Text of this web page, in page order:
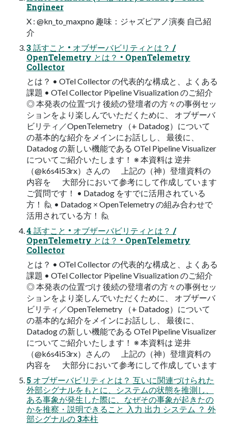
Engineer
X : @kn_to_maxpno 趣味：ジャズピアノ演奏 ⾃⼰紹
介
3 話すこと • オブザーバビリティとは？ /
OpenTelemetry とは？ • OpenTelemetry
Collector
とは？ • OTel Collector の代表的な構成と、よくある
課題 • OTel Collector Pipeline Visualization のご紹介
◎ 本発表の位置づけ 後続の登壇者の⽅々の事例セッ
ションをより楽しんでいただくために、 オブザーバ
ビリティ／OpenTelemetry （+ Datadog）について
の基本的な紹介をメインにお話しし、 最後に、
Datadog の新しい機能である OTel Pipeline Visualizer
についてご紹介いたします！ ※ 本資料は 逆井
（@k6s4i53rx）さんの 上記の（神）登壇資料の
内容を ⼤部分において参考にして作成しています
ご質問です！ • Datadog をすでに活⽤されている
⽅！ 🙋 • Datadog × OpenTelemetry の組み合わせで
活⽤されている⽅！ 🙋
4 話すこと • オブザーバビリティとは？ /
OpenTelemetry とは？ • OpenTelemetry
Collector
とは？ • OTel Collector の代表的な構成と、よくある
課題 • OTel Collector Pipeline Visualization のご紹介
◎ 本発表の位置づけ 後続の登壇者の⽅々の事例セッ
ションをより楽しんでいただくために、 オブザーバ
ビリティ／OpenTelemetry （+ Datadog）について
の基本的な紹介をメインにお話しし、 最後に、
Datadog の新しい機能である OTel Pipeline Visualizer
についてご紹介いたします！ ※ 本資料は 逆井
（@k6s4i53rx）さんの 上記の（神）登壇資料の
内容を ⼤部分において参考にして作成しています
5 オブザーバビリティとは？ 互いに関連づけられた
外部シグナルをもとに、システムの状態を推測し、
ある事象が発⽣した際に、なぜその事象が起きたの
かを推察・説明できること ⼊⼒ 出⼒ システム ？ 外
部シグナルの 3本柱